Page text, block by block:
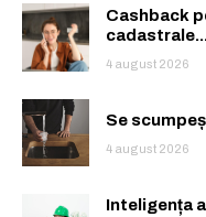
Rămâi
Abonează-te la
Rămâi
Abonează-te la
Cashback
cadastrale...
4 august 2026
Se
4 august 2026
Inteligența